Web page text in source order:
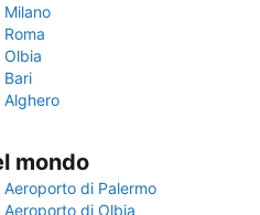
Milano
Roma
Olbia
Bari
Alghero
mondo
Aeroporto di Palermo
Aeroporto di Olbia